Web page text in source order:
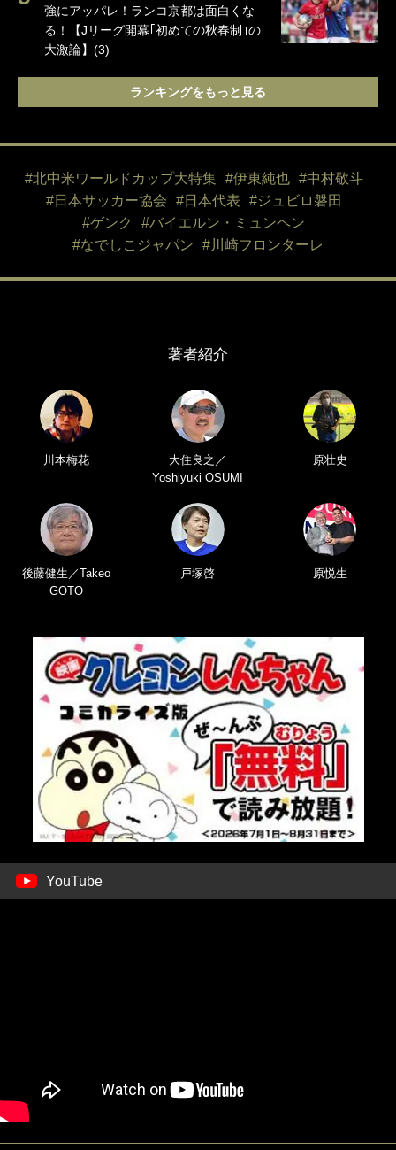
強にアッパレ！ランコ京都は面白くな
る！【Jリーグ開幕｢初めての秋春制｣の
大激論】(3)
ランキングをもっと見る
#北中米ワールドカップ大特集 #伊東純也
#中村敬斗
#日本サッカー協会
#日本代表
#ジュビロ磐田
#ゲンク
#バイエルン・ミュンヘン
#なでしこジャパン
#川崎フロンターレ
著者紹介
川本梅花
大住良之／
Yoshiyuki OSUMI
原壮史
後藤健生／Takeo
GOTO
戸塚啓 原悦生
YouTube